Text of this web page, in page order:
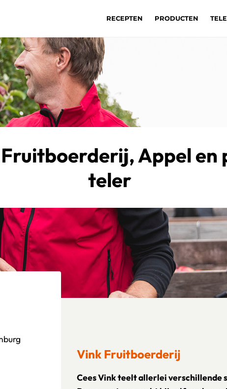
RECEPTEN PRODUCTEN
Appel en
teler
Vink Fruitboerderij
Cees Vink teelt allerlei verschillende